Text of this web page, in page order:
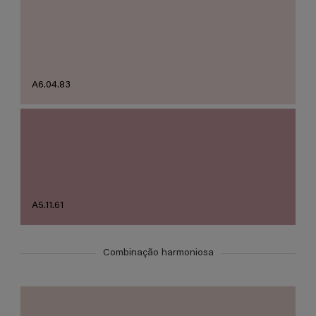
A6.04.83
A5.11.61
Combinação harmoniosa